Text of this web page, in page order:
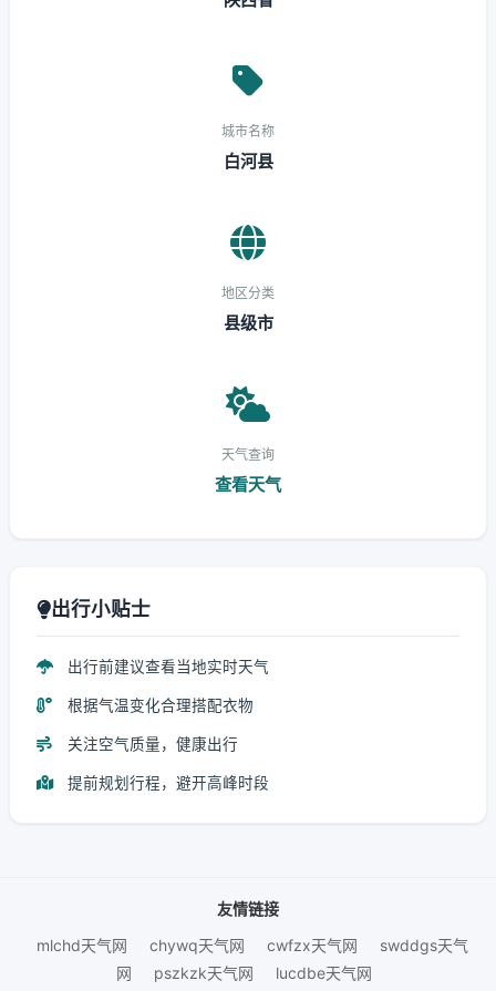
城市名称
白河县
地区分类
县级市
天气查询
查看天气
出行小贴士
出行前建议查看当地实时天气
根据气温变化合理搭配衣物
关注空气质量，健康出行
提前规划行程，避开高峰时段
友情链接
mlchd天气网
chywq天气网 cwfzx天气网
swddgs天气
网
pszkzk天气网 lucdbe天气网